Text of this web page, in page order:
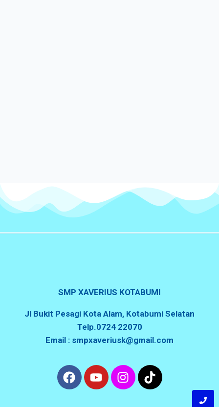
SMP XAVERIUS KOTABUMI
Jl Bukit Pesagi Kota Alam, Kotabumi Selatan
Telp.0724 22070
Email : smpxaveriusk@gmail.com